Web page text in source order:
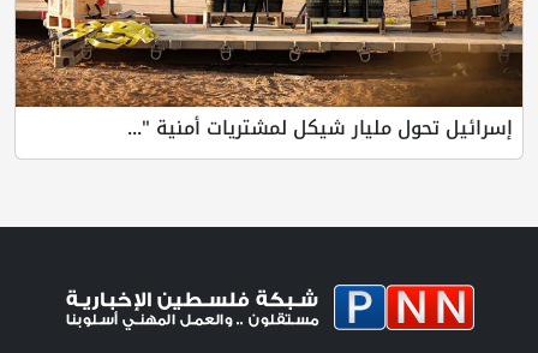
إسرائيل تحول مليار شيكل لمشتريات أمنية "...